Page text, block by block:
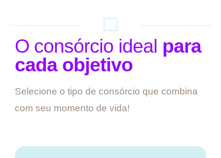
O consórcio ideal para
cada objetivo
Selecione o tipo de consórcio que combina
com seu momento de vida!